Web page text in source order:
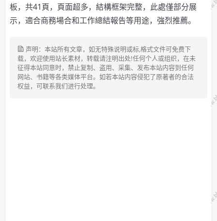
板，共41頁，頁面超多，結構框架完整，此處僅部分展
示，適合商務場合和工作總結報告等用途，強烈推薦。
声明：本站所有文章，如无特殊说明或标,格式文件可免费下
载，欢迎使用站长素材，转载请注明出处!任何个人或组织，在未
征得本站同意时，禁止复制、盗用、采集、发布本站内容到任何
网站、书籍等各类媒体平台。如若本站内容侵犯了原著者的合法
权益，可联系我们进行处理。